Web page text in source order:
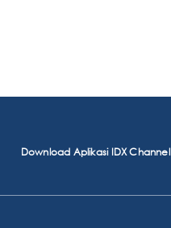
Download Aplikasi IDX Channel